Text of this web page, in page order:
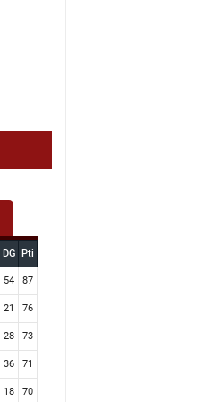
DG Pti
54 87
21 76
28 73
36 71
18 70